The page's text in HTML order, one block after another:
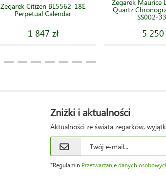
Zegarek Citizen BL5562-18E
Perpetual Calendar
1 847 zł
Zegarek Maurice
Quartz
SS002-
5 250
Zniżki i aktualności
Aktualności ze świata zegarków,
*Regulamin Przetwarzanie danych